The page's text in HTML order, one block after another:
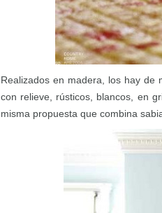
Realizados en madera, los hay de
con relieve, rústicos, blancos, en
misma propuesta que combina